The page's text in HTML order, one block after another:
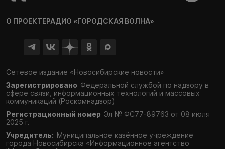
О ПРОЕКТЕРАДИО «ГОРОДСКАЯ ВОЛНА»
Сетевое издание «Новосибирские новости»
Зарегистрировано Федеральной службой по надзору в
сфере связи, информационных технологий и массовых
коммуникаций (Роскомнадзор)
Регистрационный номер Эл № ФС77-89763 от 08 июля
2025 г.
Учредитель: Муниципальное казённое учреждение
города Новосибирска «Информационное агентство